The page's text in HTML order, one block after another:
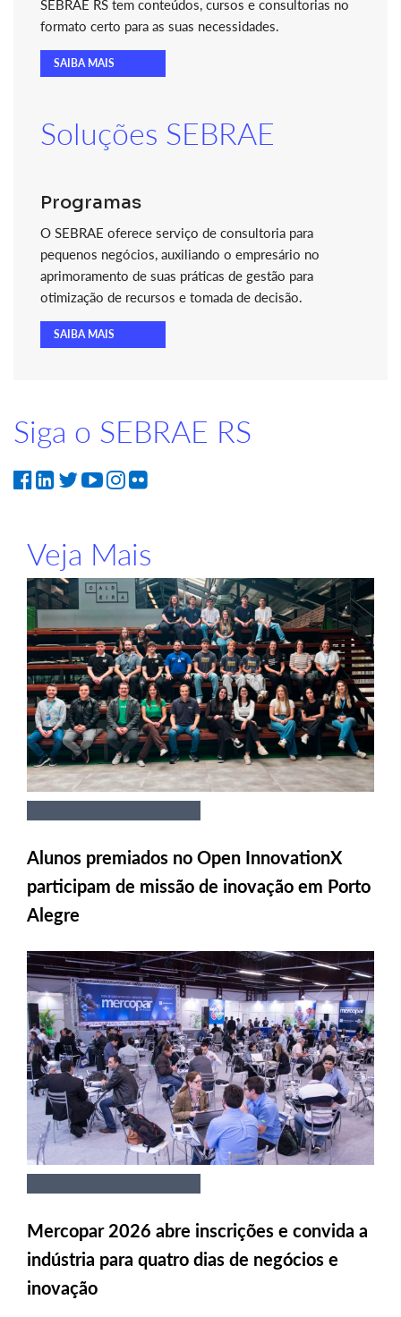
SEBRAE RS tem conteúdos, cursos e consultorias no
formato certo para as suas necessidades.
SAIBA MAIS
Soluções SEBRAE
Programas
O SEBRAE oferece serviço de consultoria para
pequenos negócios, auxiliando o empresário no
aprimoramento de suas práticas de gestão para
otimização de recursos e tomada de decisão.
SAIBA MAIS
Siga o SEBRAE RS
Veja Mais
Alunos premiados no Open InnovationX
participam de missão de inovação em Porto
Alegre
Mercopar 2026 abre inscrições e convida a
indústria para quatro dias de negócios e
inovação